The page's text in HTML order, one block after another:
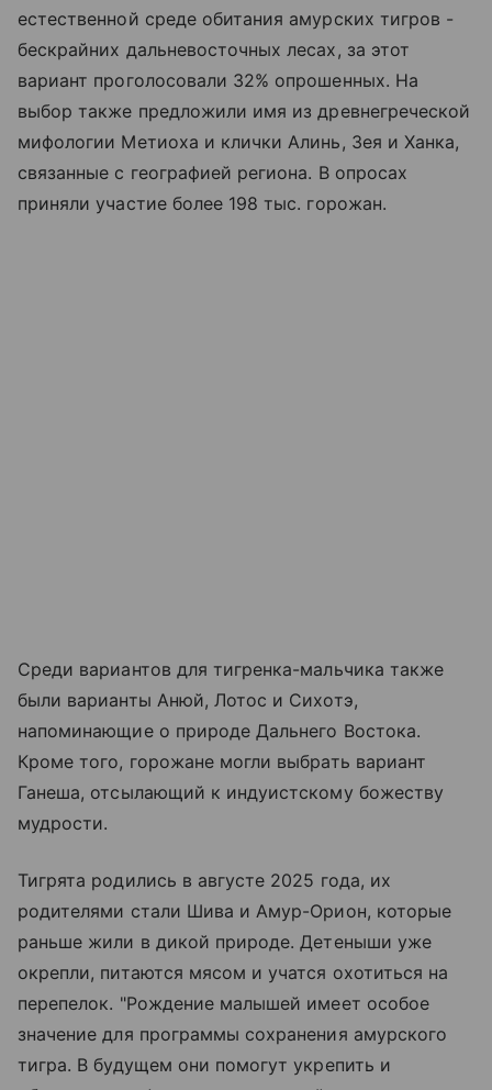
естественной среде обитания амурских тигров -
бескрайних дальневосточных лесах, за этот
вариант проголосовали 32% опрошенных. На
выбор также предложили имя из древнегреческой
мифологии Метиоха и клички Алинь, Зея и Ханка,
связанные с географией региона. В опросах
приняли участие более 198 тыс. горожан.
Среди вариантов для тигренка-мальчика также
были варианты Анюй, Лотос и Сихотэ,
напоминающие о природе Дальнего Востока.
Кроме того, горожане могли выбрать вариант
Ганеша, отсылающий к индуистскому божеству
мудрости.
Тигрята родились в августе 2025 года, их
родителями стали Шива и Амур-Орион, которые
раньше жили в дикой природе. Детеныши уже
окрепли, питаются мясом и учатся охотиться на
перепелок. "Рождение малышей имеет особое
значение для программы сохранения амурского
тигра. В будущем они помогут укрепить и